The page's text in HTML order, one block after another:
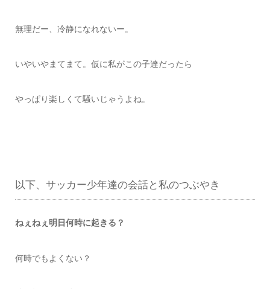
無理だー、冷静になれないー。
いやいやまてまて。仮に私がこの子達だったら
やっぱり楽しくて騒いじゃうよね。
以下、サッカー少年達の会話と私のつぶやき
ねぇねぇ明日何時に起きる？
何時でもよくない？